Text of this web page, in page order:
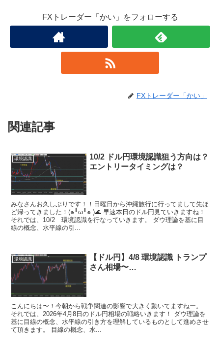
FXトレーダー「かい」をフォローする
FXトレーダー「かい」
関連記事
環境認識
10/2 ドル円環境認識狙う方向は？
エントリータイミングは？
みなさんお久しぶりです！！日曜日から沖縄旅行に行ってまして先ほ
ど帰ってきました！(๑╹ω╹๑ )🌊 早速本日のドル円見ていきますね！
それでは、10/2 環境認識を行なっていきます。 ダウ理論を基に目
線の概念、水平線の引...
環境認識
【ドル円】4/8 環境認識 トランプ
さん相場〜…
こんにちは〜！今朝から戦争関連の影響で大きく動いてますねー。
それでは、2026年4月8日のドル円相場の戦略いきます！ ダウ理論を
基に目線の概念、水平線の引き方を理解しているものとして進めさせ
て頂きます。 目線の概念、水...